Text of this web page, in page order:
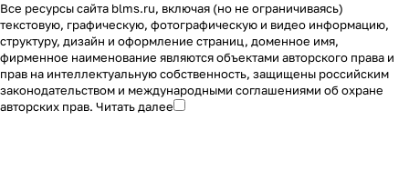
Все ресурсы сайта blms.ru, включая (но не ограничиваясь)
текстовую, графическую, фотографическую и видео информацию,
структуру, дизайн и оформление страниц, доменное имя,
фирменное наименование являются объектами авторского права и
прав на интеллектуальную собственность, защищены российским
законодательством и международными соглашениями об охране
авторских прав. Читать далее